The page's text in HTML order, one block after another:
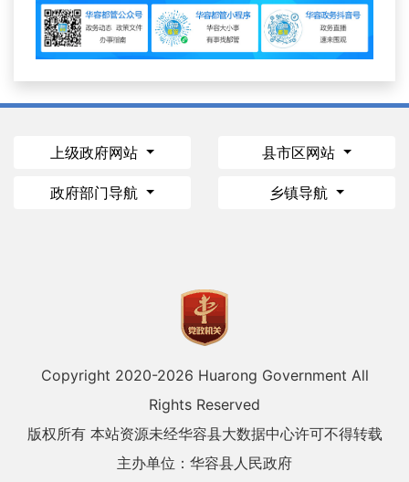
上级政府网站 县市区网站
政府部门导航 乡镇导航
Copyright 2020-2026 Huarong Government All
Rights Reserved
版权所有 本站资源未经华容县大数据中心许可不得转载
主办单位：华容县人民政府